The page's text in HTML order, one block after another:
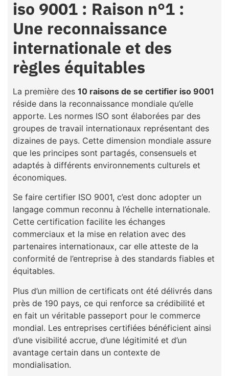
iso 9001 : Raison n°1 :
Une reconnaissance
internationale et des
règles équitables
La première des 10 raisons de se certifier iso 9001
réside dans la reconnaissance mondiale qu’elle
apporte. Les normes ISO sont élaborées par des
groupes de travail internationaux représentant des
dizaines de pays. Cette dimension mondiale assure
que les principes sont partagés, consensuels et
adaptés à différents environnements culturels et
économiques.
Se faire certifier ISO 9001, c’est donc adopter un
langage commun reconnu à l’échelle internationale.
Cette certification facilite les échanges
commerciaux et la mise en relation avec des
partenaires internationaux, car elle atteste de la
conformité de l’entreprise à des standards fiables et
équitables.
Plus d’un million de certificats ont été délivrés dans
près de 190 pays, ce qui renforce sa crédibilité et
en fait un véritable passeport pour le commerce
mondial. Les entreprises certifiées bénéficient ainsi
d’une visibilité accrue, d’une légitimité et d’un
avantage certain dans un contexte de
mondialisation.